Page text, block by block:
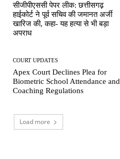
सीजीपीएससी पेपर लीक: छत्तीसगढ़
हाईकोर्ट ने पूर्व सचिव की जमानत अर्जी
खारिज की, कहा- यह हत्या से भी बड़ा
अपराध
COURT UPDATES
Apex Court Declines Plea for
Biometric School Attendance and
Coaching Regulations
Load more